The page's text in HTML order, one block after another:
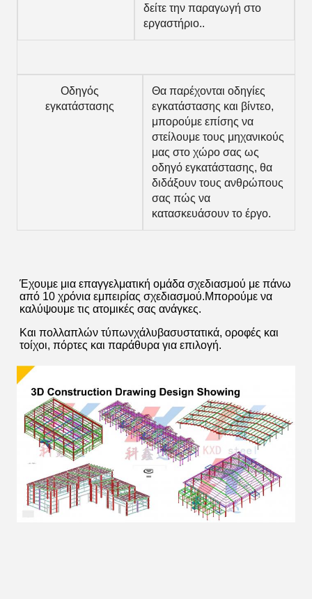
δείτε την παραγωγή στο
εργαστήριο..
Οδηγός
εγκατάστασης
Θα παρέχονται οδηγίες
εγκατάστασης και βίντεο,
μπορούμε επίσης να
στείλουμε τους μηχανικούς
μας στο χώρο σας ως
οδηγό εγκατάστασης, θα
διδάξουν τους ανθρώπους
σας πώς να
κατασκευάσουν το έργο.
Έχουμε μια επαγγελματική ομάδα σχεδιασμού με πάνω
από 10 χρόνια εμπειρίας σχεδιασμού.Μπορούμε να
καλύψουμε τις ατομικές σας ανάγκες.
Και πολλαπλών τύπωνχάλυβασυστατικά, οροφές και
τοίχοι, πόρτες και παράθυρα για επιλογή.